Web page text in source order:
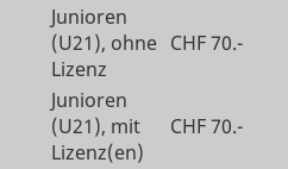
Junioren
(U21), ohne
Lizenz
CHF 70.-
Junioren
(U21), mit
Lizenz(en)
CHF 70.-